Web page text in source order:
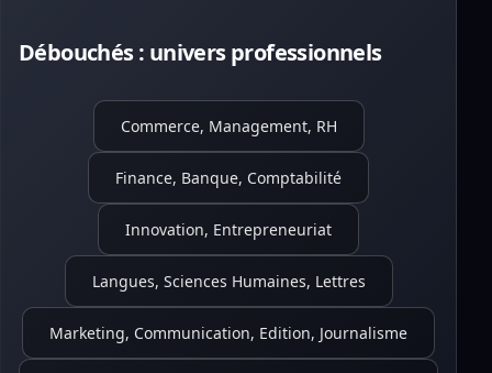
Débouchés : univers professionnels
Commerce, Management, RH
Finance, Banque, Comptabilité
Innovation, Entrepreneuriat
Langues, Sciences Humaines, Lettres
Marketing, Communication, Edition, Journalisme